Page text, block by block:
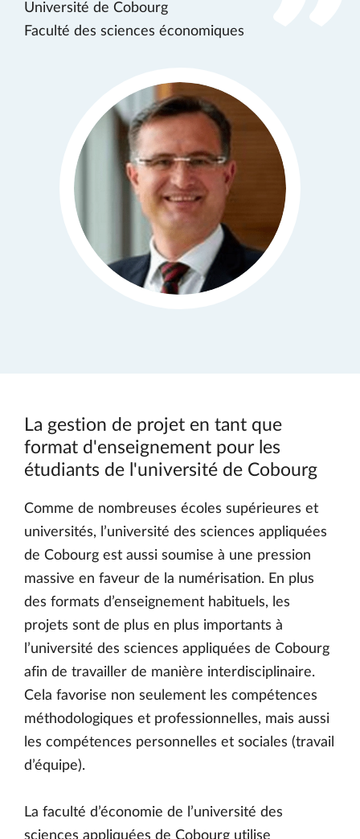
Université de Cobourg
Faculté des sciences économiques
La gestion de projet en tant que
format d'enseignement pour les
étudiants de l'université de Cobourg
Comme de nombreuses écoles supérieures et
universités, l’université des sciences appliquées
de Cobourg est aussi soumise à une pression
massive en faveur de la numérisation. En plus
des formats d’enseignement habituels, les
projets sont de plus en plus importants à
l’université des sciences appliquées de Cobourg
afin de travailler de manière interdisciplinaire.
Cela favorise non seulement les compétences
méthodologiques et professionnelles, mais aussi
les compétences personnelles et sociales (travail
d’équipe).
La faculté d’économie de l’université des
sciences appliquées de Cobourg utilise